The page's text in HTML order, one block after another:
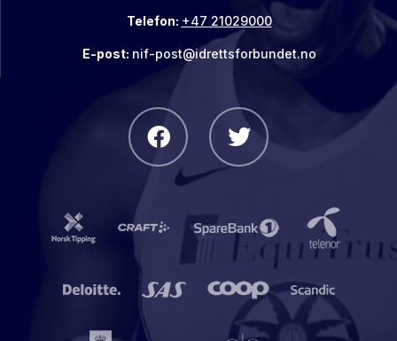
Telefon: +47 21029000
E-post: nif-post@idrettsforbundet.no